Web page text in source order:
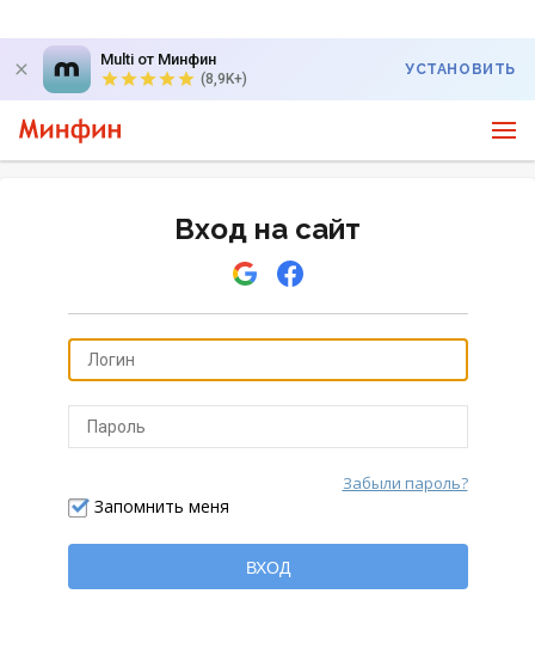
Multi от Минфин
(8,9K+)
УСТАНОВИТЬ
Вход на сайт
Запомнить меня
Забыли пароль?
ВХОД